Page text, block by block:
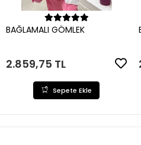
Sepete Ekle
BAĞLAMALI GÖMLEK
2.859,75 TL
Sepete Ekle